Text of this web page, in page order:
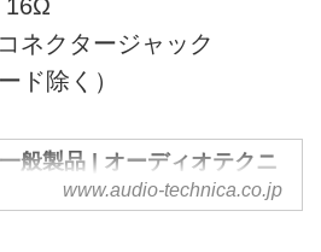
16Ω
ネクタージャック
ド除く）
一般製品 | オーディオテクニ
www.audio-technica.co.jp